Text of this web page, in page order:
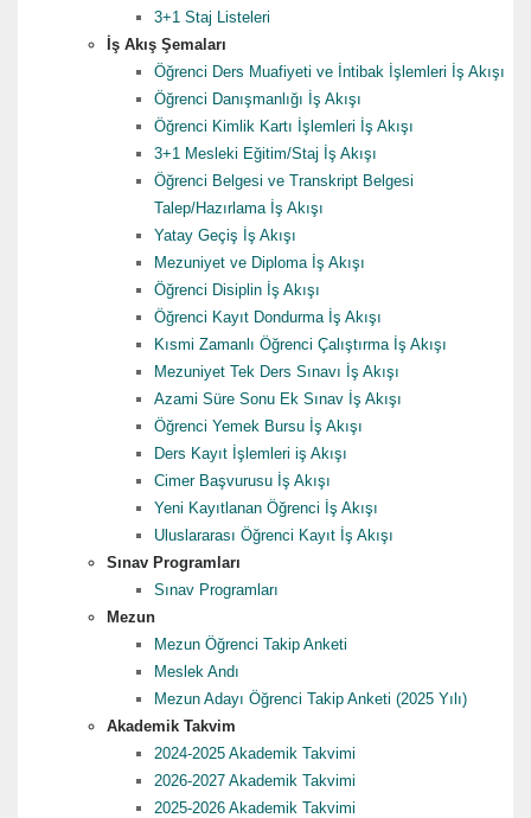
3+1 Staj Listeleri
İş Akış Şemaları
Öğrenci Ders Muafiyeti ve İntibak İşlemleri İş Akışı
Öğrenci Danışmanlığı İş Akışı
Öğrenci Kimlik Kartı İşlemleri İş Akışı
3+1 Mesleki Eğitim/Staj İş Akışı
Öğrenci Belgesi ve Transkript Belgesi
Talep/Hazırlama İş Akışı
Yatay Geçiş İş Akışı
Mezuniyet ve Diploma İş Akışı
Öğrenci Disiplin İş Akışı
Öğrenci Kayıt Dondurma İş Akışı
Kısmi Zamanlı Öğrenci Çalıştırma İş Akışı
Mezuniyet Tek Ders Sınavı İş Akışı
Azami Süre Sonu Ek Sınav İş Akışı
Öğrenci Yemek Bursu İş Akışı
Ders Kayıt İşlemleri iş Akışı
Cimer Başvurusu İş Akışı
Yeni Kayıtlanan Öğrenci İş Akışı
Uluslararası Öğrenci Kayıt İş Akışı
Sınav Programları
Sınav Programları
Mezun
Mezun Öğrenci Takip Anketi
Meslek Andı
Mezun Adayı Öğrenci Takip Anketi (2025 Yılı)
Akademik Takvim
2024-2025 Akademik Takvimi
2026-2027 Akademik Takvimi
2025-2026 Akademik Takvimi